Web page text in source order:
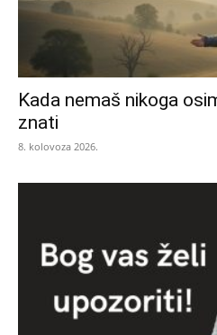
Kada nemaš nikoga
znati
8. kolovoza 2026.